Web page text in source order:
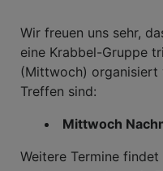
Wir freuen uns sehr,
eine Krabbel-Gruppe
(Mittwoch) organisiert
Treffen sind:
Mittwoch
Weitere Termine findet